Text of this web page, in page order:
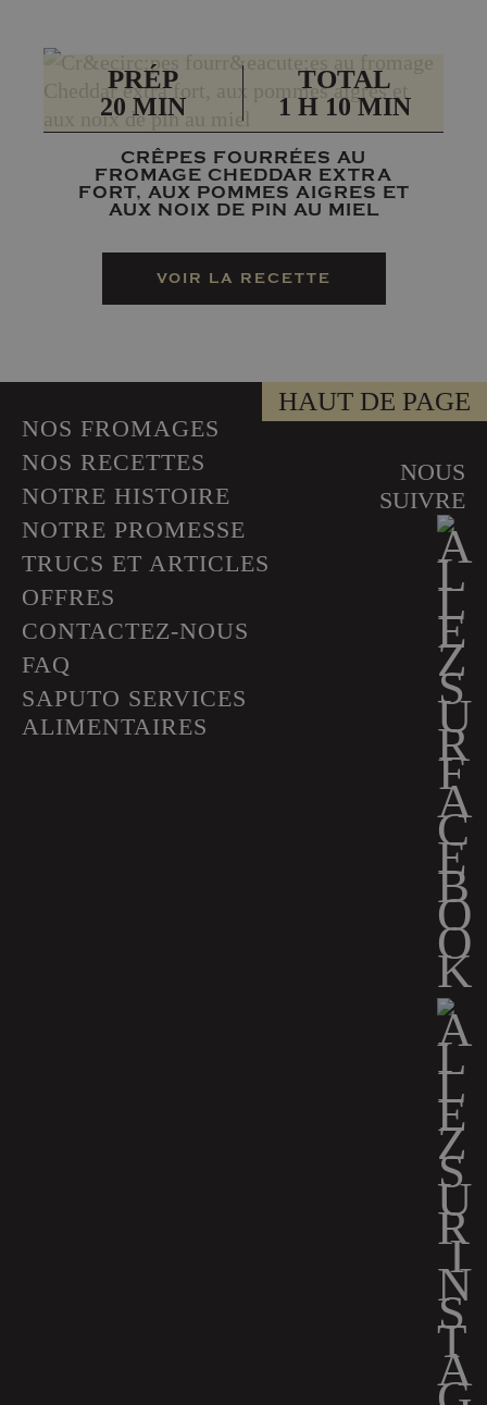
PRÉP
20 MIN
TOTAL
1 H 10 MIN
CRÊPES FOURRÉES AU
FROMAGE CHEDDAR EXTRA
FORT, AUX POMMES AIGRES ET
AUX NOIX DE PIN AU MIEL
VOIR LA RECETTE
NOS FROMAGES
NOS RECETTES
NOTRE HISTOIRE
NOTRE PROMESSE
TRUCS ET ARTICLES
OFFRES
CONTACTEZ-NOUS
FAQ
SAPUTO SERVICES
ALIMENTAIRES
NOUS
SUIVRE
HAUT DE PAGE